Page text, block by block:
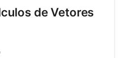
de Vetores